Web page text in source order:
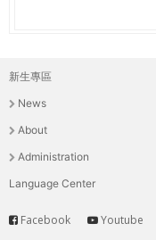
民。
WAGOR
TODAY
WORLD
TOMORROW
YOU
主
選
單
新生專區
News
About
Administration
Language Center
Service
Facebook Youtube